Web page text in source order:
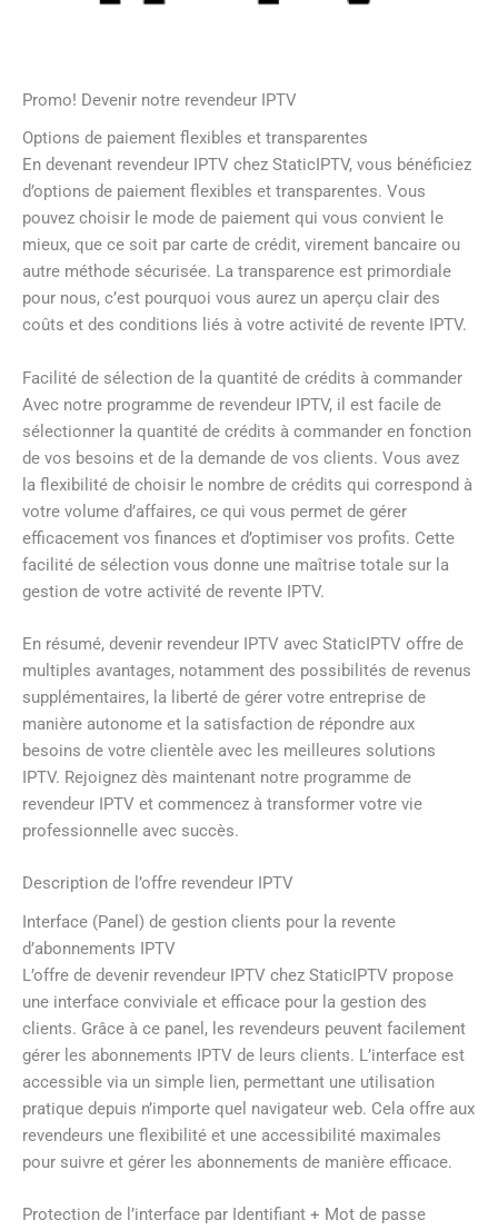
Promo! Devenir notre revendeur IPTV
Options de paiement flexibles et transparentes
En devenant revendeur IPTV chez StaticIPTV, vous bénéficiez
d’options de paiement flexibles et transparentes. Vous
pouvez choisir le mode de paiement qui vous convient le
mieux, que ce soit par carte de crédit, virement bancaire ou
autre méthode sécurisée. La transparence est primordiale
pour nous, c’est pourquoi vous aurez un aperçu clair des
coûts et des conditions liés à votre activité de revente IPTV.
Facilité de sélection de la quantité de crédits à commander
Avec notre programme de revendeur IPTV, il est facile de
sélectionner la quantité de crédits à commander en fonction
de vos besoins et de la demande de vos clients. Vous avez
la flexibilité de choisir le nombre de crédits qui correspond à
votre volume d’affaires, ce qui vous permet de gérer
efficacement vos finances et d’optimiser vos profits. Cette
facilité de sélection vous donne une maîtrise totale sur la
gestion de votre activité de revente IPTV.
En résumé, devenir revendeur IPTV avec StaticIPTV offre de
multiples avantages, notamment des possibilités de revenus
supplémentaires, la liberté de gérer votre entreprise de
manière autonome et la satisfaction de répondre aux
besoins de votre clientèle avec les meilleures solutions
IPTV. Rejoignez dès maintenant notre programme de
revendeur IPTV et commencez à transformer votre vie
professionnelle avec succès.
Description de l’offre revendeur IPTV
Interface (Panel) de gestion clients pour la revente
d’abonnements IPTV
L’offre de devenir revendeur IPTV chez StaticIPTV propose
une interface conviviale et efficace pour la gestion des
clients. Grâce à ce panel, les revendeurs peuvent facilement
gérer les abonnements IPTV de leurs clients. L’interface est
accessible via un simple lien, permettant une utilisation
pratique depuis n’importe quel navigateur web. Cela offre aux
revendeurs une flexibilité et une accessibilité maximales
pour suivre et gérer les abonnements de manière efficace.
Protection de l’interface par Identifiant + Mot de passe